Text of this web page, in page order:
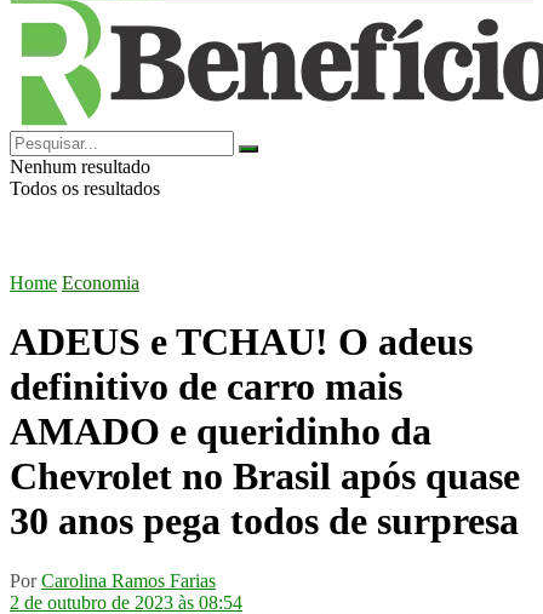
Nenhum resultado
Todos os resultados
Home Economia
ADEUS e TCHAU! O adeus
definitivo de carro mais
AMADO e queridinho da
Chevrolet no Brasil após quase
30 anos pega todos de surpresa
Por Carolina Ramos Farias
2 de outubro de 2023 às 08:54